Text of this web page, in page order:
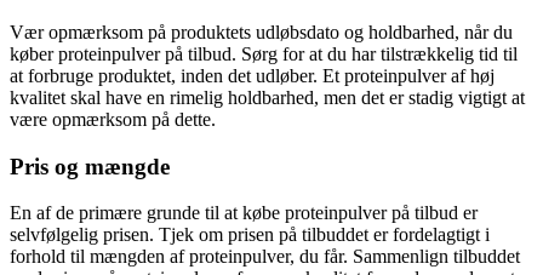
Vær opmærksom på produktets udløbsdato og holdbarhed, når du
køber proteinpulver på tilbud. Sørg for at du har tilstrækkelig tid til
at forbruge produktet, inden det udløber. Et proteinpulver af høj
kvalitet skal have en rimelig holdbarhed, men det er stadig vigtigt at
være opmærksom på dette.
Pris og mængde
En af de primære grunde til at købe proteinpulver på tilbud er
selvfølgelig prisen. Tjek om prisen på tilbuddet er fordelagtigt i
forhold til mængden af proteinpulver, du får. Sammenlign tilbuddet